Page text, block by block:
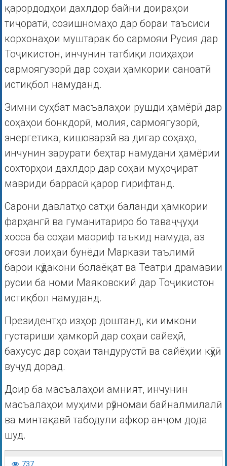
қарордодҳои дахлдор байни доираҳои
тиҷоратӣ, созишномаҳо дар бораи таъсиси
корхонаҳои муштарак бо сармояи Русия дар
Тоҷикистон, инчунин татбиқи лоиҳаҳои
сармоягузорӣ дар соҳаи ҳамкории саноатӣ
истиқбол намуданд.
Зимни суҳбат масъалаҳои рушди ҳамёрӣ дар
соҳаҳои бонкдорӣ, молия, сармоягузорӣ,
энергетика, кишоварзӣ ва дигар соҳаҳо,
инчунин зарурати беҳтар намудани ҳамёрии
сохторҳои дахлдор дар соҳаи муҳоҷират
мавриди баррасӣ қарор гирифтанд.
Сарони давлатҳо сатҳи баланди ҳамкории
фарҳангӣ ва гуманитариро бо таваҷҷуҳи
хосса ба соҳаи маориф таъкид намуда, аз
оғози лоиҳаи бунёди Маркази таълимӣ
барои кӯдакони болаёқат ва Театри драмавии
русии ба номи Маяковский дар Тоҷикистон
истиқбол намуданд.
Президентҳо изҳор доштанд, ки имкони
густариши ҳамкорӣ дар соҳаи сайёҳӣ,
бахусус дар соҳаи тандурустӣ ва сайёҳии кӯҳӣ
вуҷуд дорад.
Доир ба масъалаҳои амният, инчунин
масъалаҳои муҳими рӯзномаи байналмилалӣ
ва минтақавӣ табодули афкор анҷом дода
шуд.
737